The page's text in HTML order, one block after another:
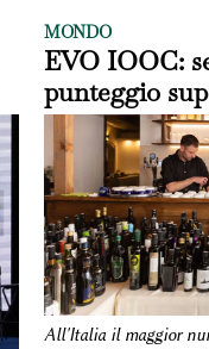
MONDO
EVO IOOC:
punteggio
All'Italia il maggior